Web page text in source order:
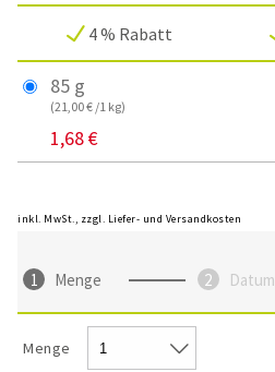
4 % Rabatt
85 g
(21,00 € /1 kg)
1,68 €
inkl. MwSt., zzgl. Liefer- und Versandkosten
Menge Datum
Menge